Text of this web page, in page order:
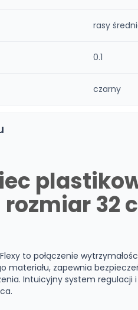
rasy
0.1
czarny
rozmiar 32
Flexy to połączenie
materiału, zapewnia
Intuicyjny system regulacji